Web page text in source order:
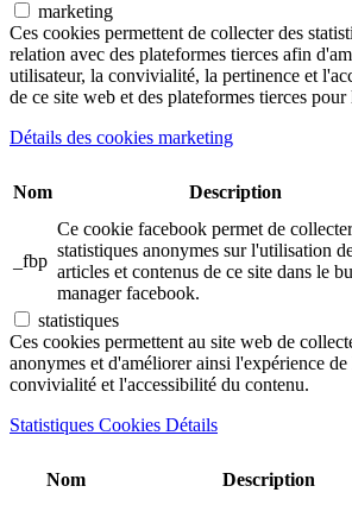
marketing
Ces cookies permettent de collecter des
relation avec des plateformes tierces afin
utilisateur, la convivialité, la pertinence et
de ce site web et des plateformes tierces pour
Détails des cookies marketing
Nom Description
_fbp
Ce cookie facebook permet de
statistiques anonymes sur l'utilisation
articles et contenus de ce site dans le
manager facebook.
statistiques
Ces cookies permettent au site web de
anonymes et d'améliorer ainsi l'expérience
convivialité et l'accessibilité du contenu.
Statistiques Cookies Détails
Nom Description